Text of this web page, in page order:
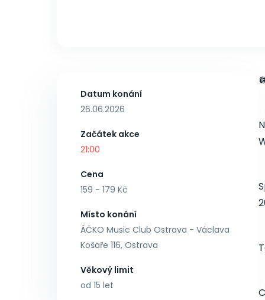
Datum konání
26.06.2026
Začátek akce
21:00
Cena
159 - 179 Kč
Místo konání
ÁČKO Music Club Ostrava - Václava
Košaře 116, Ostrava
Věkový limit
od 15 let